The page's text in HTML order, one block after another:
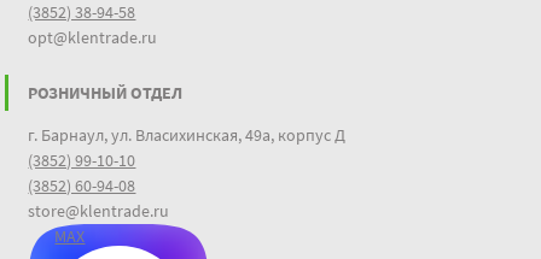
(3852) 38-94-58
opt@klentrade.ru
РОЗНИЧНЫЙ ОТДЕЛ
г. Барнаул, ул. Власихинская, 49а, корпус Д
(3852) 99-10-10
(3852) 60-94-08
store@klentrade.ru
MAX